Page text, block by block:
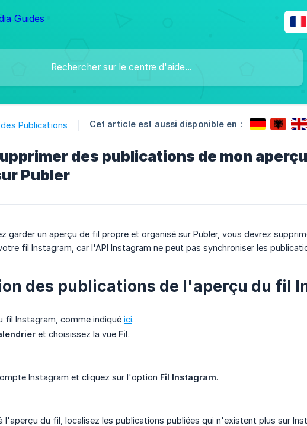
Publications Cet article est aussi disponible en :
des publications de mon
Publer
garder un aperçu de fil propre et organisé sur Publer, vous devrez
fil Instagram, car l'API Instagram ne peut pas synchroniser les
des publications de l'aperçu du fil
fil Instagram, comme indiqué ici.
et choisissez la vue Fil.
Instagram et cliquez sur l'option Fil Instagram.
l'aperçu du fil, localisez les publications publiées qui n'existent plus sur